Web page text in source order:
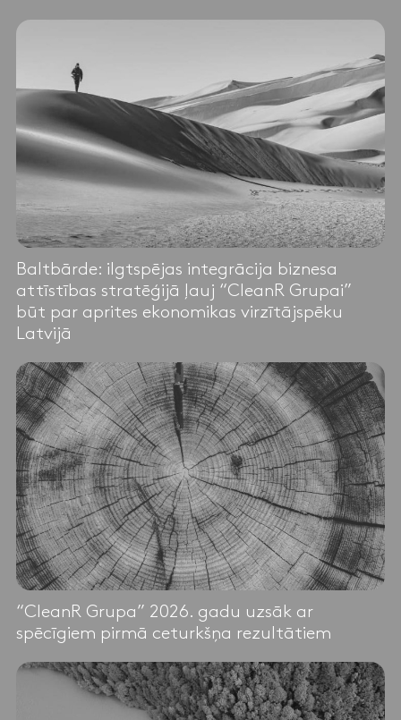
Baltbārde: ilgtspējas integrācija biznesa
attīstības stratēģijā ļauj “CleanR Grupai”
būt par aprites ekonomikas virzītājspēku
Latvijā
“CleanR Grupa” 2026. gadu uzsāk ar
spēcīgiem pirmā ceturkšņa rezultātiem